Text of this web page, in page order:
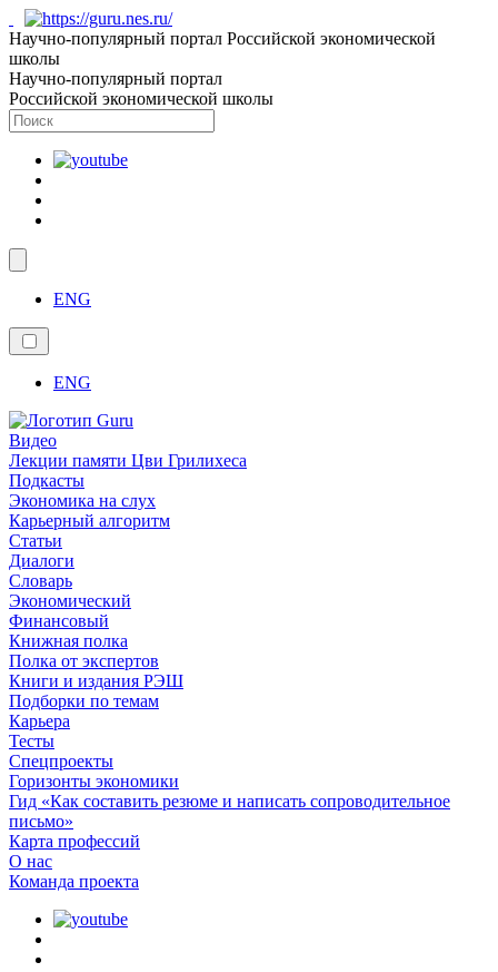
Научно-популярный портал Российской экономической
школы
Научно-популярный портал
Российской экономической школы
ENG
ENG
Видео
Лекции памяти Цви Грилихеса
Подкасты
Экономика на слух
Карьерный алгоритм
Статьи
Диалоги
Словарь
Экономический
Финансовый
Книжная полка
Полка от экспертов
Книги и издания РЭШ
Подборки по темам
Карьера
Тесты
Спецпроекты
Горизонты экономики
Гид «Как составить резюме и написать сопроводительное
письмо»
Карта профессий
О наc
Команда проекта